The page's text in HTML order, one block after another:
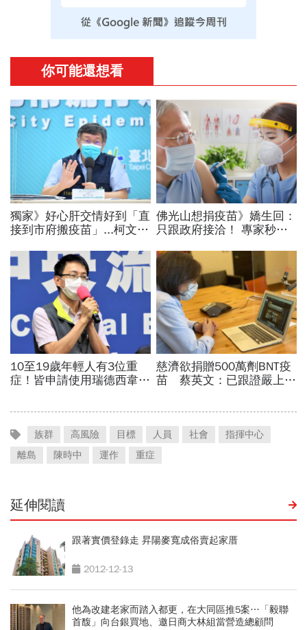
族群 高風險 目標 人員 社會
指揮中心
離島
陳時中 運作 重症
延伸閱讀
跟著實價登錄走 昇陽麥寬成俗賣起家厝
2012-12-13
他為改建老家而踏入都更，在大同區推5案…「毅聯
首馥」向台銀買地、邀日商大林組當營造總顧問